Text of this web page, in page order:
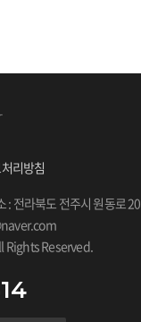
리방침
: 전라북도 전주시 원동로 20
Rights Reserved.